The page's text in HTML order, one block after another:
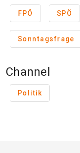
FPÖ SPÖ
Sonntagsfrage
Channel
Politik